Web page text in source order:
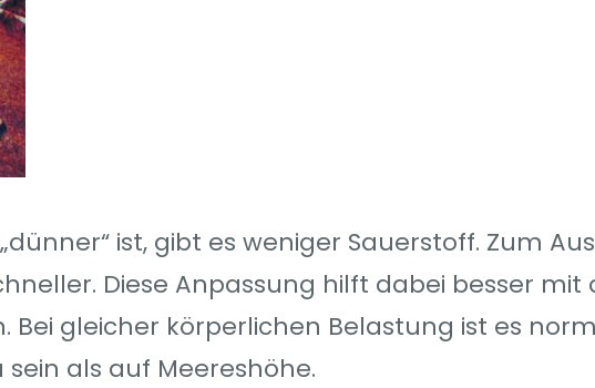
ist, gibt es weniger Sauerstoff. Zum
Diese Anpassung hilft dabei besser mit
Bei gleicher körperlichen Belastung ist es
als auf Meereshöhe.